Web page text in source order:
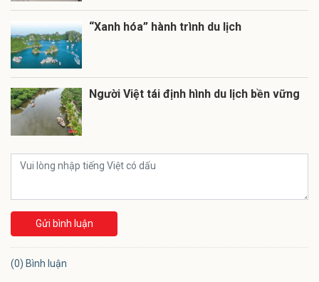
“Xanh hóa” hành trình du lịch
Người Việt tái định hình du lịch bền vững
Gửi bình luận
(0) Bình luận